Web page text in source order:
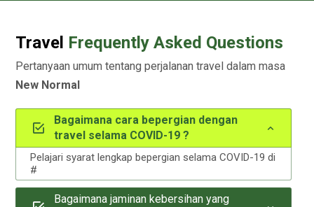
Travel Frequently Asked Questions
Pertanyaan umum tentang perjalanan travel dalam masa
New Normal
Bagaimana cara bepergian dengan
travel selama COVID-19 ?
Pelajari syarat lengkap bepergian selama COVID-19 di
#
Bagaimana jaminan kebersihan yang